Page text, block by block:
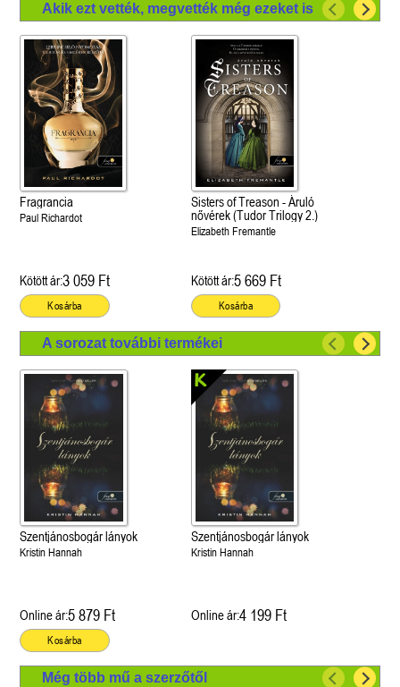
Akik ezt vették, megvették még ezeket is
Fragrancia
Paul Richardot
Kötött ár:3 059 Ft
Kosárba
Sisters of Treason - Áruló
nővérek (Tudor Trilogy 2.)
Elizabeth Fremantle
Kötött ár:5 669 Ft
Kosárba
A sorozat további termékei
Szentjánosbogár lányok
Kristin Hannah
Online ár:5 879 Ft
Kosárba
Szentjánosbogár lányok
Kristin Hannah
Online ár:4 199 Ft
Még több mű a szerzőtől